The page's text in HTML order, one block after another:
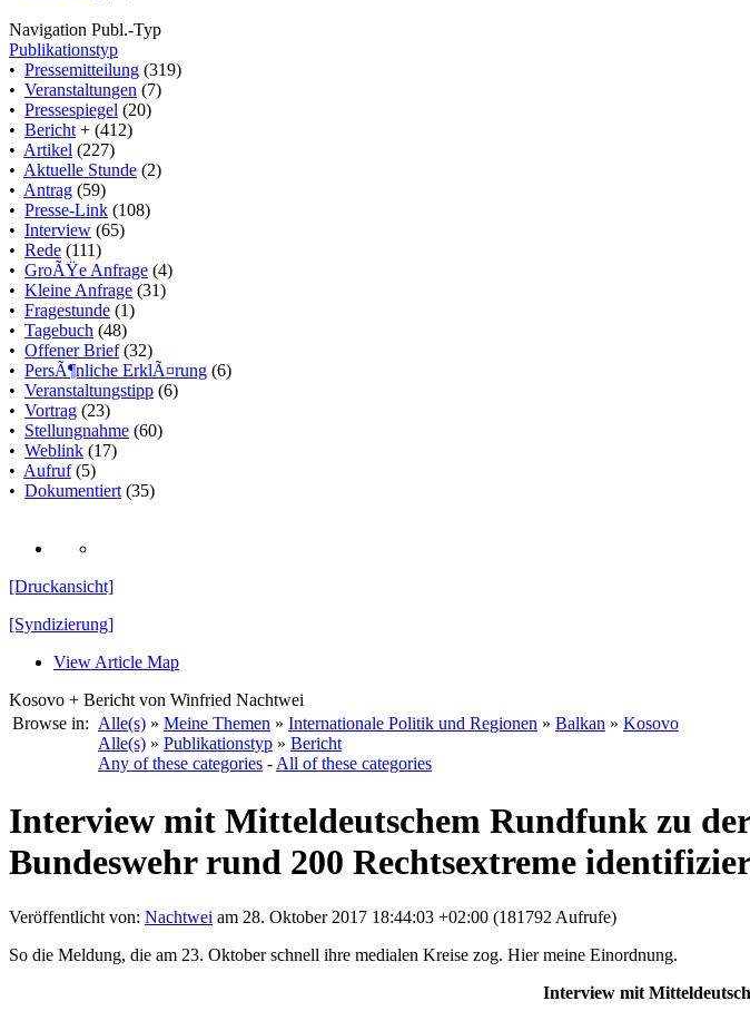
Navigation Publ.-Typ
Publikationstyp
• Pressemitteilung (319)
• Veranstaltungen (7)
• Pressespiegel (20)
• Bericht + (412)
• Artikel (227)
• Aktuelle Stunde (2)
• Antrag (59)
• Presse-Link (108)
• Interview (65)
• Rede (111)
• GroÃŸe Anfrage (4)
• Kleine Anfrage (31)
• Fragestunde (1)
• Tagebuch (48)
• Offener Brief(32)
• PersÃ¶nliche ErklÃ¤rung (6)
• Veranstaltungstipp (6)
• Vortrag (23)
• Stellungnahme (60)
• Weblink (17)
• Aufruf(5)
• Dokumentiert (35)
[Druckansicht]
[Syndizierung]
View Article Map
Kosovo + Bericht von Winfried Nachtwei
Browse in: Alle(s) » Meine Themen » Internationale Politik und Regionen » Balkan » Kosovo
Alle(s) » Publikationstyp » Bericht
Any of these categories - All of these categories
Interview mit Mitteldeutschem Rundfunk zu
Bundeswehr rund 200 Rechtsextreme
Veröffentlicht von: Nachtwei am 28. Oktober 2017 18:44:03 +02:00 (181792 Aufrufe)
So die Meldung, die am 23. Oktober schnell ihre medialen Kreise zog. Hier meine Einordnung.
Interview mit